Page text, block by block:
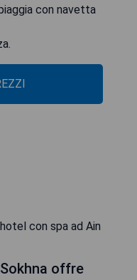
con navetta
con spa ad Ain
offre